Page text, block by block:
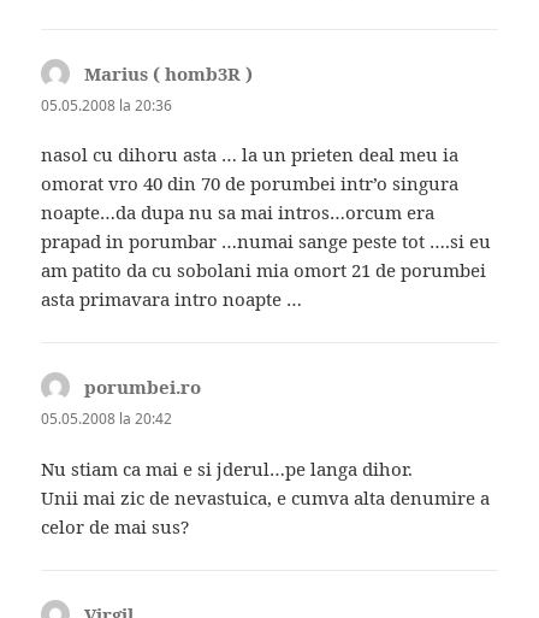
Marius ( homb3R )
05.05.2008 la 20:36
nasol cu dihoru asta … la un prieten deal meu ia
omorat vro 40 din 70 de porumbei intr’o singura
noapte…da dupa nu sa mai intros…orcum era
prapad in porumbar …numai sange peste tot ….si eu
am patito da cu sobolani mia omort 21 de porumbei
asta primavara intro noapte …
porumbei.ro
05.05.2008 la 20:42
Nu stiam ca mai e si jderul…pe langa dihor.
Unii mai zic de nevastuica, e cumva alta denumire a
celor de mai sus?